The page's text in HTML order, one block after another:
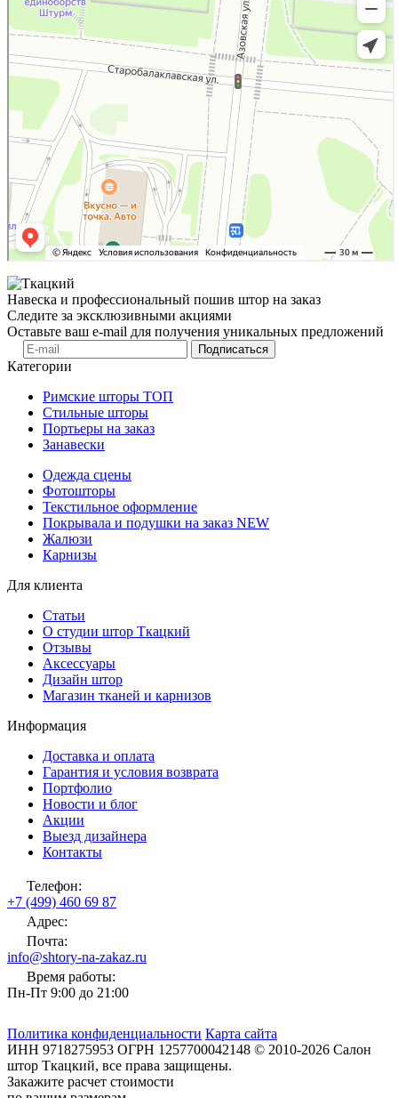
Навеска и профессиональный пошив штор на заказ
Следите за эксклюзивными акциями
Оставьте ваш e-mail для получения уникальных предложений
Подписаться
Категории
Римские шторы ТОП
Стильные шторы
Портьеры на заказ
Занавески
Одежда сцены
Фотошторы
Текстильное оформление
Покрывала и подушки на заказ NEW
Жалюзи
Карнизы
Для клиента
Статьи
О студии штор Ткацкий
Отзывы
Аксессуары
Дизайн штор
Магазин тканей и карнизов
Информация
Доставка и оплата
Гарантия и условия возврата
Портфолио
Новости и блог
Акции
Выезд дизайнера
Контакты
Телефон:
+7 (499) 460 69 87
Адрес:
Почта:
info@shtory-na-zakaz.ru
Время работы:
Пн-Пт 9:00 до 21:00
Политика конфиденциальности Карта сайта
ИНН 9718275953 ОГРН 1257700042148 © 2010-2026 Салон
штор Ткацкий, все права защищены.
Закажите расчет стоимости